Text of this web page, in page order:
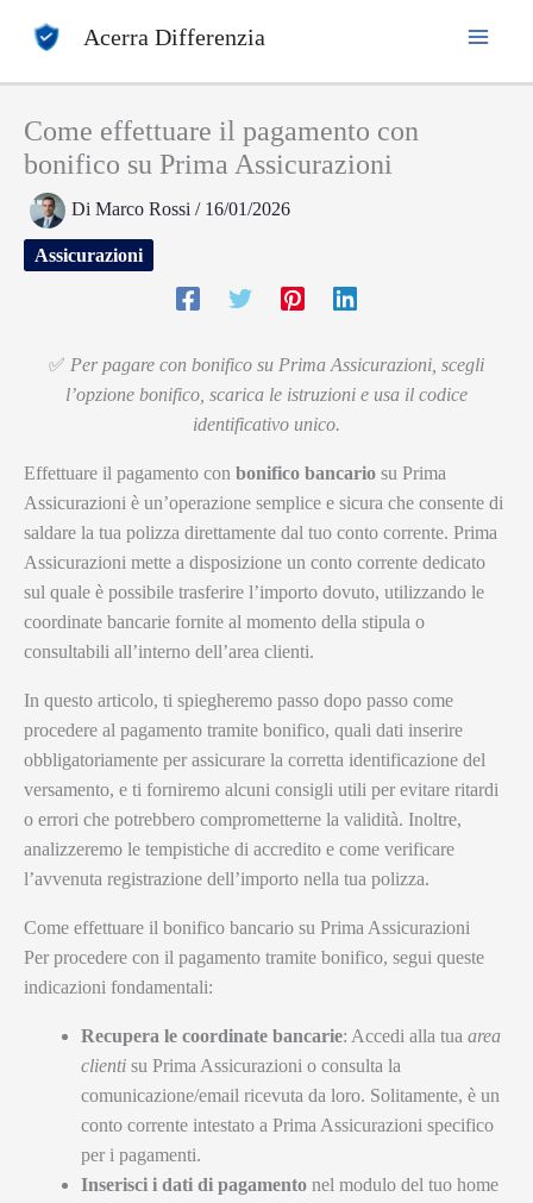
Acerra Differenzia
Come effettuare il pagamento con
bonifico su Prima Assicurazioni
Di Marco Rossi / 16/01/2026
Assicurazioni
✅ Per pagare con bonifico su Prima Assicurazioni, scegli
l’opzione bonifico, scarica le istruzioni e usa il codice
identificativo unico.
Effettuare il pagamento con bonifico bancario su Prima
Assicurazioni è un’operazione semplice e sicura che consente di
saldare la tua polizza direttamente dal tuo conto corrente. Prima
Assicurazioni mette a disposizione un conto corrente dedicato
sul quale è possibile trasferire l’importo dovuto, utilizzando le
coordinate bancarie fornite al momento della stipula o
consultabili all’interno dell’area clienti.
In questo articolo, ti spiegheremo passo dopo passo come
procedere al pagamento tramite bonifico, quali dati inserire
obbligatoriamente per assicurare la corretta identificazione del
versamento, e ti forniremo alcuni consigli utili per evitare ritardi
o errori che potrebbero comprometterne la validità. Inoltre,
analizzeremo le tempistiche di accredito e come verificare
l’avvenuta registrazione dell’importo nella tua polizza.
Come effettuare il bonifico bancario su Prima Assicurazioni
Per procedere con il pagamento tramite bonifico, segui queste
indicazioni fondamentali:
Recupera le coordinate bancarie: Accedi alla tua area
clienti su Prima Assicurazioni o consulta la
comunicazione/email ricevuta da loro. Solitamente, è un
conto corrente intestato a Prima Assicurazioni specifico
per i pagamenti.
Inserisci i dati di pagamento nel modulo del tuo home